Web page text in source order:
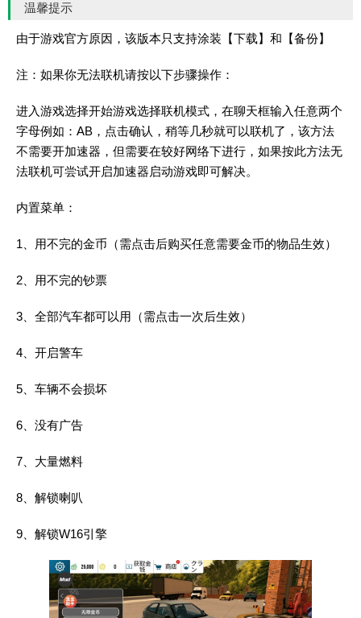
温馨提示
由于游戏官方原因，该版本只支持涂装【下载】和【备份】
注：如果你无法联机请按以下步骤操作：
进入游戏选择开始游戏选择联机模式，在聊天框输入任意两个
字母例如：AB，点击确认，稍等几秒就可以联机了，该方法
不需要开加速器，但需要在较好网络下进行，如果按此方法无
法联机可尝试开启加速器启动游戏即可解决。
内置菜单：
1、用不完的金币（需点击后购买任意需要金币的物品生效）
2、用不完的钞票
3、全部汽车都可以用（需点击一次后生效）
4、开启警车
5、车辆不会损坏
6、没有广告
7、大量燃料
8、解锁喇叭
9、解锁W16引擎